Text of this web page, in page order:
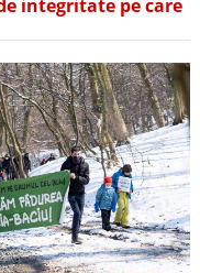
integritate pe care